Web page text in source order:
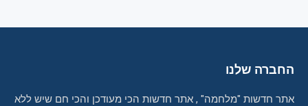
החברה שלנו
אתר חדשות "מלחמה" , אתר חדשות הכי מעודכן והכי חם שיש ללא